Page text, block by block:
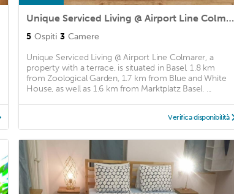
Unique Serviced Living @ Airport Line Colmarer
5 Ospiti 3 Camere
Unique Serviced Living @ Airport Line Colmarer, a
property with a terrace, is situated in Basel, 1.8 km
from Zoological Garden, 1.7 km from Blue and White
House, as well as 1.6 km from Marktplatz Basel. ...
Verifica disponibilità